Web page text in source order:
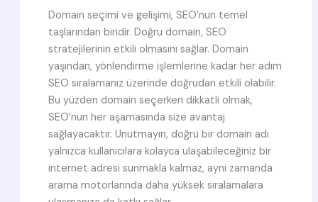
Domain seçimi ve gelişimi, SEO’nun temel
taşlarından biridir. Doğru domain, SEO
stratejilerinin etkili olmasını sağlar. Domain
yaşından, yönlendirme işlemlerine kadar her adım
SEO sıralamanız üzerinde doğrudan etkili olabilir.
Bu yüzden domain seçerken dikkatli olmak,
SEO’nun her aşamasında size avantaj
sağlayacaktır. Unutmayın, doğru bir domain adı
yalnızca kullanıcılara kolayca ulaşabileceğiniz bir
internet adresi sunmakla kalmaz, aynı zamanda
arama motorlarında daha yüksek sıralamalara